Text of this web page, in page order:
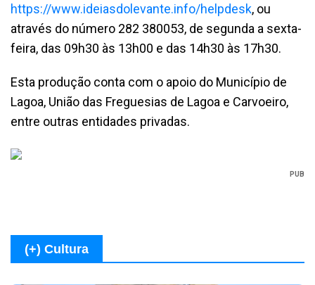
https://www.ideiasdolevante.info/helpdesk, ou
através do número 282 380053, de segunda a sexta-
feira, das 09h30 às 13h00 e das 14h30 às 17h30.
Esta produção conta com o apoio do Município de
Lagoa, União das Freguesias de Lagoa e Carvoeiro,
entre outras entidades privadas.
PUB
(+) Cultura